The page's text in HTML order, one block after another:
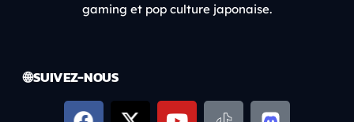
gaming et pop culture japonaise.
🌐 SUIVEZ-NOUS